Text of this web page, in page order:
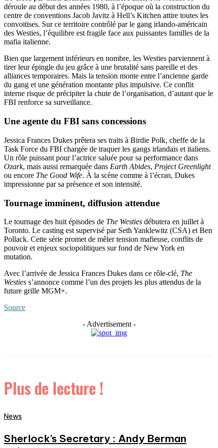
déroule au début des années 1980, à l’époque où la construction du
centre de conventions Jacob Javitz à Hell’s Kitchen attire toutes les
convoitises. Sur ce territoire contrôlé par le gang irlando-américain
des Westies, l’équilibre est fragile face aux puissantes familles de la
mafia italienne.
Bien que largement inférieurs en nombre, les Westies parviennent à
tirer leur épingle du jeu grâce à une brutalité sans pareille et des
alliances temporaires. Mais la tension monte entre l’ancienne garde
du gang et une génération montante plus impulsive. Ce conflit
interne risque de précipiter la chute de l’organisation, d’autant que le
FBI renforce sa surveillance.
Une agente du FBI sans concessions
Jessica Frances Dukes prêtera ses traits à Birdie Polk, cheffe de la
Task Force du FBI chargée de traquer les gangs irlandais et italiens.
Un rôle puissant pour l’actrice saluée pour sa performance dans
Ozark, mais aussi remarquée dans Earth Abides, Project Greenlight
ou encore The Good Wife. À la scène comme à l’écran, Dukes
impressionne par sa présence et son intensité.
Tournage imminent, diffusion attendue
Le tournage des huit épisodes de The Westies débutera en juillet à
Toronto. Le casting est supervisé par Seth Yanklewitz (CSA) et Ben
Pollack. Cette série promet de mêler tension mafieuse, conflits de
pouvoir et enjeux sociopolitiques sur fond de New York en
mutation.
Avec l’arrivée de Jessica Frances Dukes dans ce rôle-clé, The
Westies s’annonce comme l’un des projets les plus attendus de la
future grille MGM+.
Source
- Advertisement -
Plus de lecture !
News
Sherlock’s Secretary : Andy Berman